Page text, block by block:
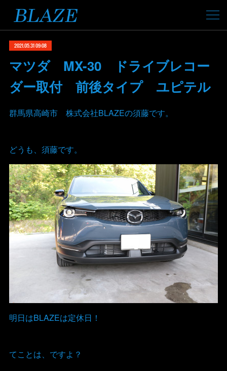
2021.05.31 09:08
マツダ MX-30 ドライブレコー
ダー取付 前後タイプ ユピテル
群馬県高崎市 株式会社BLAZEの須藤です。
どうも、須藤です。
明日はBLAZEは定休日！
てことは、ですよ？